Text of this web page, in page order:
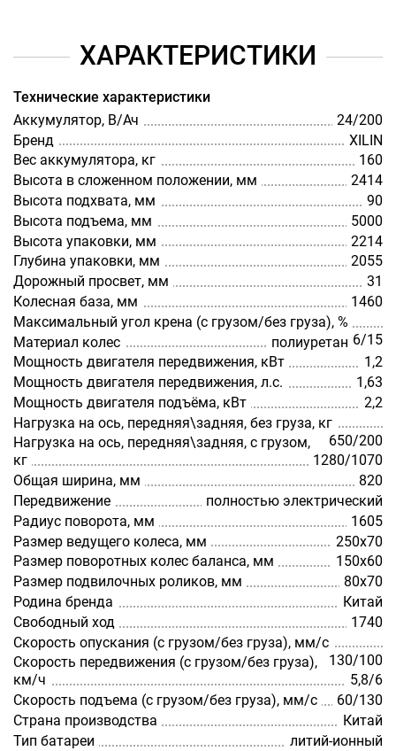
ХАРАКТЕРИСТИКИ
Технические характеристики
Аккумулятор, В/Ач
24/200
Бренд
XILIN
Вес аккумулятора, кг
160
Высота в сложенном положении, мм
2414
Высота подхвата, мм
90
Высота подъема, мм
5000
Высота упаковки, мм
2214
Глубина упаковки, мм
2055
Дорожный просвет, мм
31
Колесная база, мм
1460
Максимальный угол крена (с грузом/без груза), %
6/15
Материал колес
полиуретан
Мощность двигателя передвижения, кВт
1,2
Мощность двигателя передвижения, л.с.
1,63
Мощность двигателя подъёма, кВт
2,2
Нагрузка на ось, передняя\задняя, без груза, кг
650/200
Нагрузка на ось, передняя\задняя, с грузом,
кг
1280/1070
Общая ширина, мм
820
Передвижение
полностью электрический
Радиус поворота, мм
1605
Размер ведущего колеса, мм
250х70
Размер поворотных колес баланса, мм
150х60
Размер подвилочных роликов, мм
80х70
Родина бренда
Китай
Свободный ход
1740
Скорость опускания (с грузом/без груза), мм/с
130/100
Скорость передвижения (с грузом/без груза),
км/ч
5,8/6
Скорость подъема (с грузом/без груза), мм/с
60/130
Страна производства
Китай
Тип батареи
литий-ионный